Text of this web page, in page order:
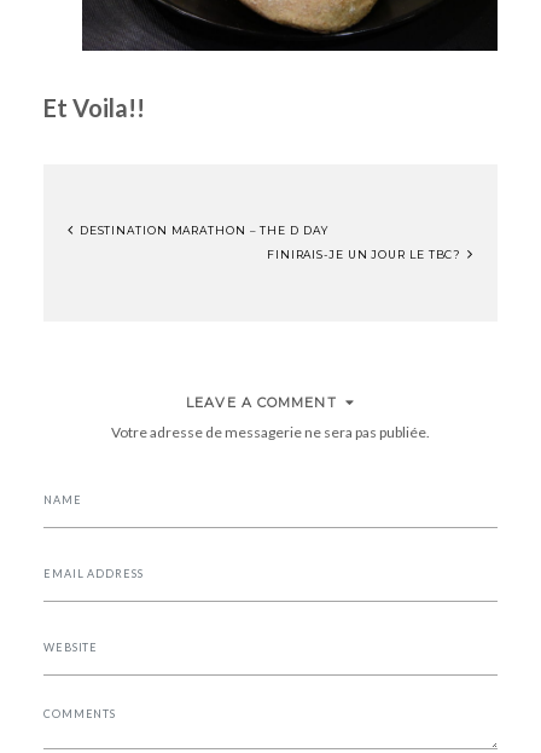
Et Voila!!
NAVIGATION
DESTINATION MARATHON – THE D DAY
FINIRAIS-JE UN JOUR LE TBC?
LEAVE A COMMENT
Votre adresse de messagerie ne sera pas publiée.